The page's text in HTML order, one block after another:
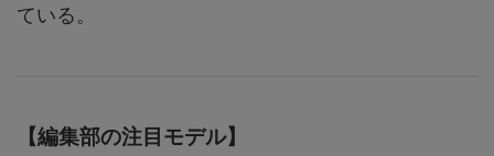
ている。
【編集部の注目モデル】